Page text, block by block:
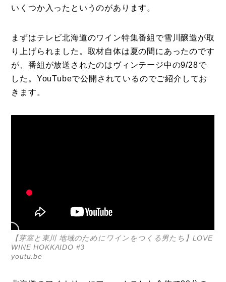
いくつか入ったというのがあります。
まずはテレビ北海道のワイン特集番組で雪川醸造が取
り上げられました。取材自体は夏の間にあったのです
が、番組が放送されたのはヴィンテージ中の9/28で
した。YouTubeで公開されているのでご紹介してお
きます。
【芽室と東川 地域のためにワインをつくる男たち】LOVE
WINE HOKKAIDO #3
youtu.be